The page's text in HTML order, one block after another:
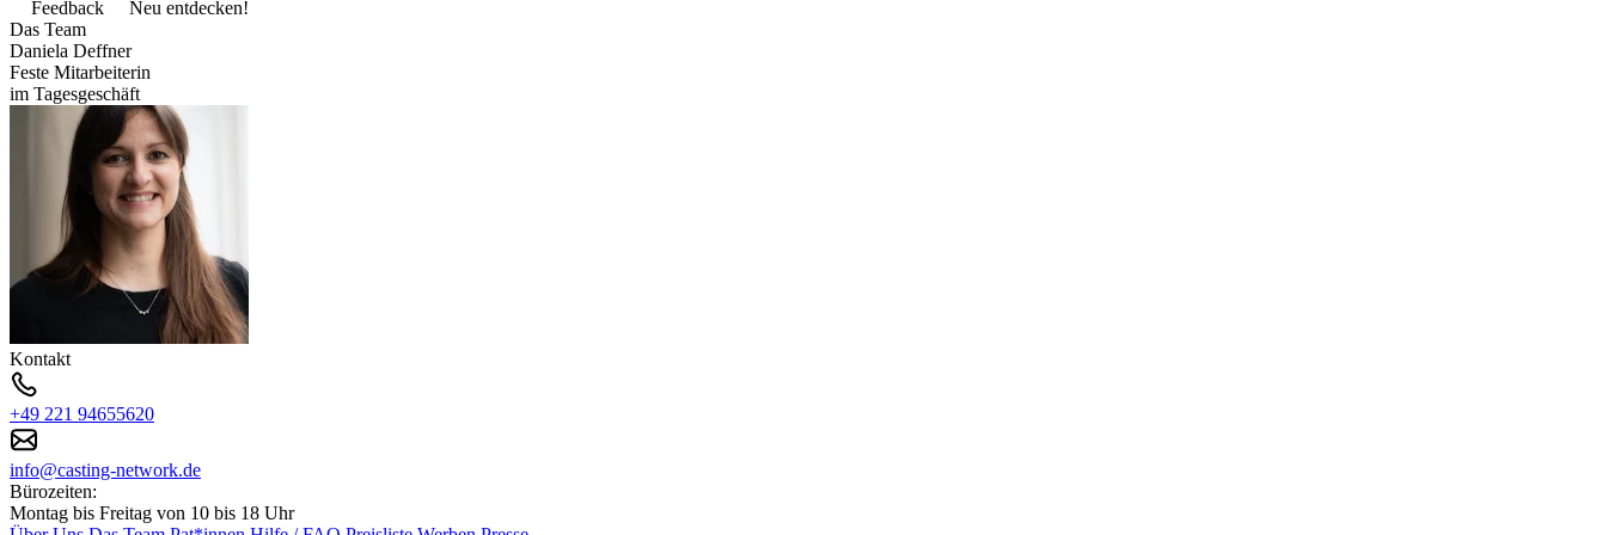
Feedback
Neu entdecken!
Das Team
Daniela Deffner
Feste Mitarbeiterin
im Tagesgeschäft
Kontakt
+49 221 94655620
info@casting-network.de
Bürozeiten:
Montag bis Freitag von 10 bis 18 Uhr